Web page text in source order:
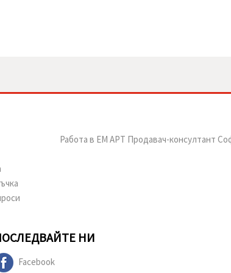
Работа в ЕМ АРТ Продавач-консултант
НИ
Facebook